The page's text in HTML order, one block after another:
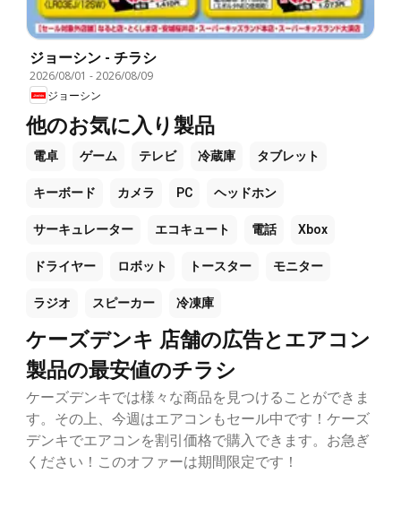
ジョーシン - チラシ
2026/08/01 -2026/08/09
ジョーシン
他のお気に入り製品
電卓 ゲーム テレビ 冷蔵庫 タブレット
キーボード カメラ PC ヘッドホン
サーキュレーター エコキュート 電話 Xbox
ドライヤー ロボット トースター モニター
ラジオ スピーカー 冷凍庫
ケーズデンキ 店舗の広告とエアコン
製品の最安値のチラシ
ケーズデンキでは様々な商品を見つけることができま
す。その上、今週はエアコンもセール中です！ケーズ
デンキでエアコンを割引価格で購入できます。お急ぎ
ください！このオファーは期間限定です！